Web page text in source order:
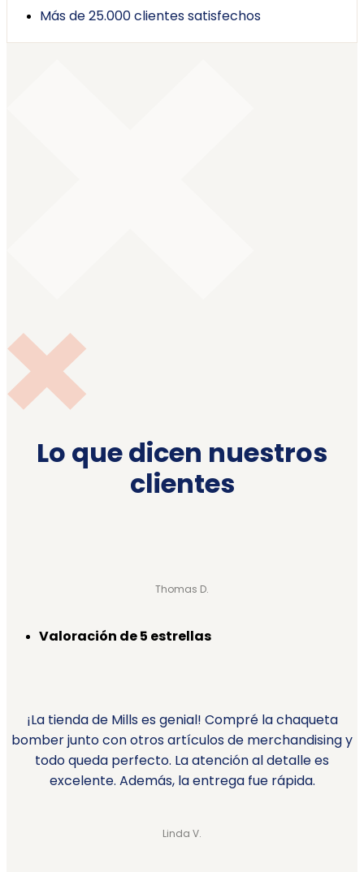
Más de 25.000 clientes satisfechos
Lo que dicen nuestros
clientes
Thomas D.
Valoración de 5 estrellas
¡La tienda de Mills es genial! Compré la chaqueta
bomber junto con otros artículos de merchandising y
todo queda perfecto. La atención al detalle es
excelente. Además, la entrega fue rápida.
Linda V.